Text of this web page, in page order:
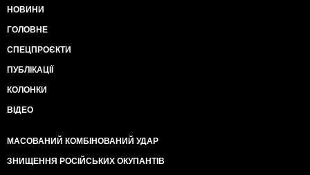
НОВИНИ
ГОЛОВНЕ
СПЕЦПРОЄКТИ
ПУБЛІКАЦІЇ
КОЛОНКИ
ВІДЕО
МАСОВАНИЙ КОМБІНОВАНИЙ УДАР
ЗНИЩЕННЯ РОСІЙСЬКИХ ОКУПАНТІВ